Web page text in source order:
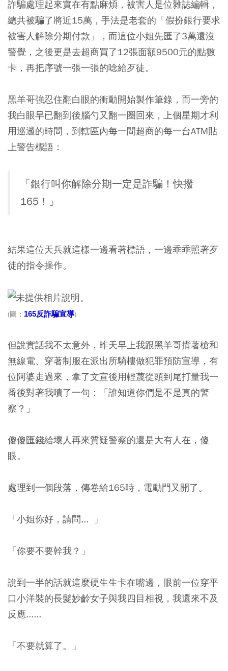
詐騙處理起來實在有點麻煩，被害人是位雜誌編輯，
總共被騙了將近15萬，手法是老套的「假扮銀行要求
被害人解除分期付款」，而這位小姐先匯了3萬還沒
警覺，之後更是去超商買了12張面額9500元的點數
卡，再把序號一張一張的唸給歹徒。
黑羊哥強忍住翻白眼的衝動開始製作筆錄，而一旁的
我白眼早已翻到後腦勺又翻一圈回來，上個星期才利
用巡邏的時間，到轄區內每一間超商的每一台ATM貼
上警告標語：
「銀行叫你解除分期一定是詐騙！快撥
165！」
結果這位天兵就這樣一邊看著標語，一邊乖乖照著歹
徒的指令操作。
(圖： 165反詐騙宣導)
但說實話我不太意外，昨天早上我跟黑羊哥揹著槍和
無線電、穿著制服在派出所騎樓做犯罪預防宣導，有
位阿婆走過來，拿了文宣後用輕蔑從頭到尾打量我一
番後對著我嘖了一句：「誰知道你們是不是真的警
察？」
傻傻匯錢給壞人再來質疑警察的還是大有人在，傻
眼。
處理到一個段落，傳卷給165時，電動門又開了。
「小姐你好，請問... 」
「你要不要幹我？」
說到一半的話就這麼硬生生卡在嘴邊，眼前一位穿平
口小洋裝的長髮妙齡女子與我四目相視，我還來不及
反應......
「不要就算了。」